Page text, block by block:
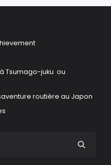
Tsumago-juku ou
routière au Japon